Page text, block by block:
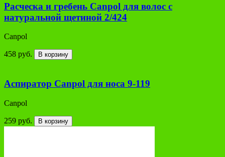
Расческа и гребень Canpol для волос с
натуральной щетиной 2/424
Сanpol
458 руб. В корзину
Аспиратор Canpol для носа 9-119
Сanpol
259 руб. В корзину